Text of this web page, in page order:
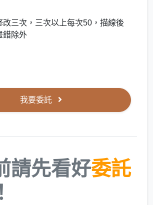
改三次，三次以上每次50，描線後
錯除外
我要委託
請先看好委託
！